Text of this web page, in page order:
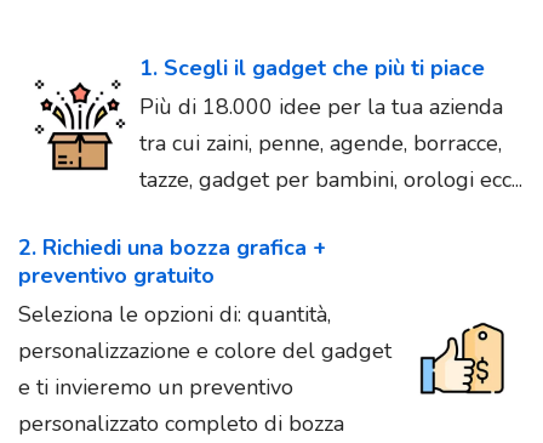
1. Scegli il gadget che più ti piace
Più di 18.000 idee per la tua azienda
tra cui zaini, penne, agende, borracce,
tazze, gadget per bambini, orologi ecc...
2. Richiedi una bozza grafica +
preventivo gratuito
Seleziona le opzioni di: quantità,
personalizzazione e colore del gadget
e ti invieremo un preventivo
personalizzato completo di bozza